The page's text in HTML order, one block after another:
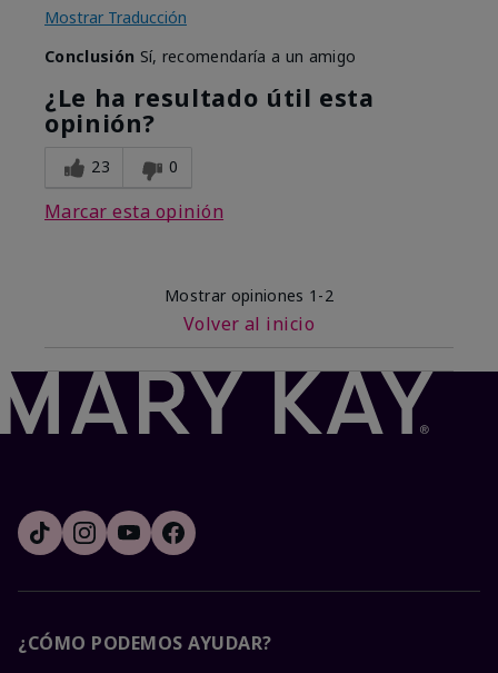
Mostrar Traducción
Conclusión Sí, recomendaría a un amigo
¿Le ha resultado útil esta
opinión?
23 0
Marcar esta opinión
Mostrar opiniones 1-2
Volver al inicio
¿CÓMO PODEMOS AYUDAR?